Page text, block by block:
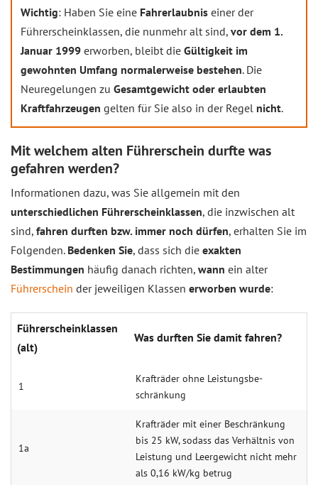
Wichtig: Haben Sie eine Fahrerlaubnis einer der
Führerscheinklassen, die nunmehr alt sind, vor dem 1.
Januar 1999 erworben, bleibt die Gültigkeit im
gewohnten Umfang normalerweise bestehen. Die
Neuregelungen zu Gesamtgewicht oder erlaubten
Kraftfahrzeugen gelten für Sie also in der Regel nicht.
Mit welchem alten Führerschein durfte was
gefahren werden?
Informationen dazu, was Sie allgemein mit den
unterschiedlichen Führerscheinklassen, die inzwischen alt
sind, fahren durften bzw. immer noch dürfen, erhalten Sie im
Folgenden. Bedenken Sie, dass sich die exakten
Bestimmungen häufig danach richten, wann ein alter
Führerschein der jeweiligen Klassen erworben wurde:
Führerscheinklassen
(alt)
Was durften Sie damit fahren?
1
Krafträder ohne Leistungsbe­
schränkung
1a
Krafträder mit einer Beschränkung
bis 25 kW, sodass das Verhältnis von
Leistung und Leergewicht nicht mehr
als 0,16 kW/kg betrug